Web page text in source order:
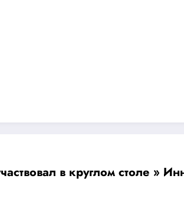
в круглом столе »